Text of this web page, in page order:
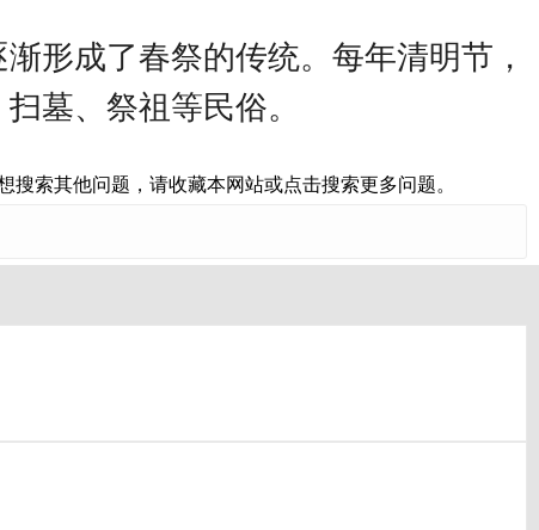
形成了春祭的传统。每年清明节，
墓、祭祖等民俗。
索其他问题，请收藏本网站或点击搜索更多问题。